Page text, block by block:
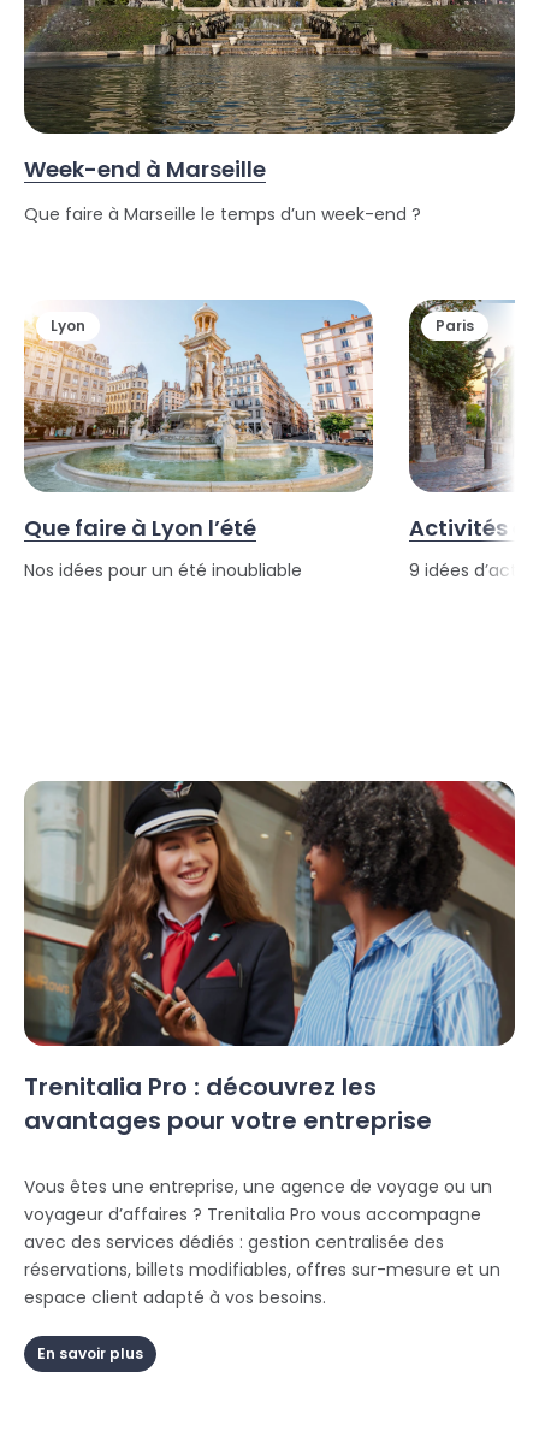
Week-end à Marseille
Que faire à Marseille le temps d’un week-end ?
Lyon
Que faire à Lyon l’été
Nos idées pour un été inoubliable
Paris
Activités
9 idées
Trenitalia Pro : découvrez les
avantages pour votre entreprise
Vous êtes une entreprise, une agence de voyage ou un
voyageur d’affaires ? Trenitalia Pro vous accompagne
avec des services dédiés : gestion centralisée des
réservations, billets modifiables, offres sur-mesure et un
espace client adapté à vos besoins.
En savoir plus